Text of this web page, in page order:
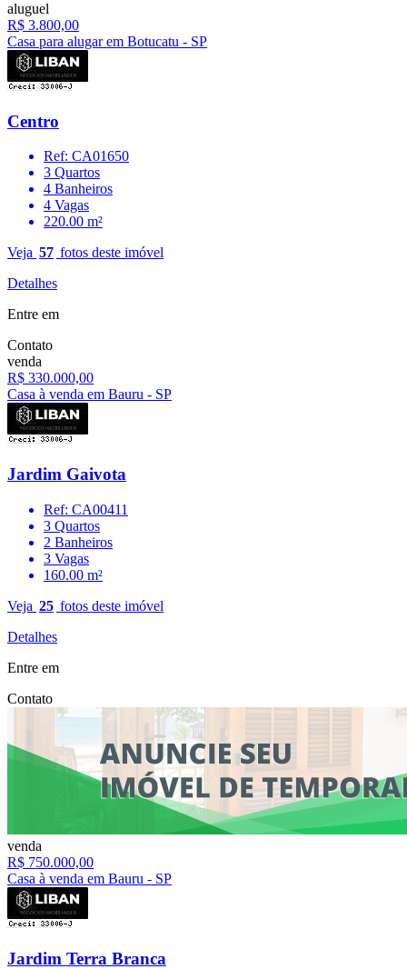
aluguel
R$ 3.800,00
Casa para alugar em Botucatu - SP
Centro
Ref: CA01650
3 Quartos
4 Banheiros
4 Vagas
220.00 m²
Veja 57 fotos deste imóvel
Detalhes
Entre em
Contato
venda
R$ 330.000,00
Casa à venda em Bauru - SP
Jardim Gaivota
Ref: CA00411
3 Quartos
2 Banheiros
3 Vagas
160.00 m²
Veja 25 fotos deste imóvel
Detalhes
Entre em
Contato
venda
R$ 750.000,00
Casa à venda em Bauru - SP
Jardim Terra Branca